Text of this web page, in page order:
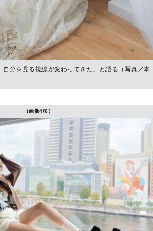
自分を見る視線が変わってきた」と語る（写真／本
（画像4/6）